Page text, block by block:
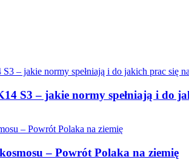
S3 – jakie normy spełniają i do
– Powrót Polaka na ziemię